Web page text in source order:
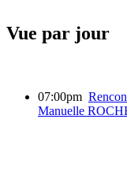
Vue par jour
07:00pm
Manuelle